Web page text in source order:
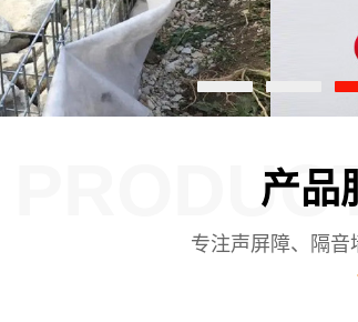
产品
专注声屏障、隔